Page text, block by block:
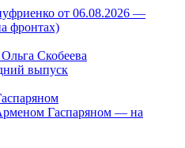
от 06.08.2026 —
фронтах)
выпуск
Гаспаряном — на